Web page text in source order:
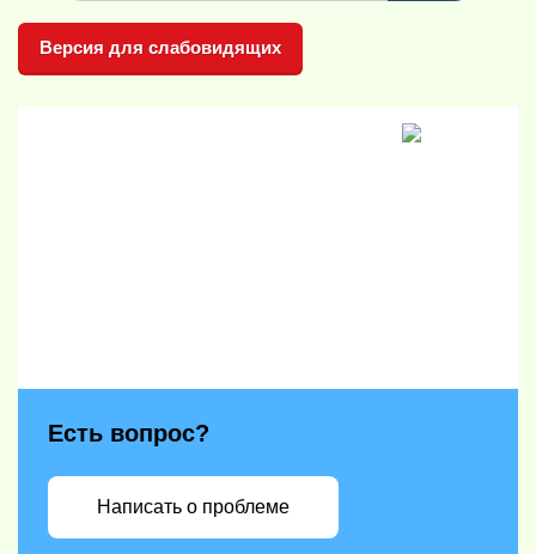
Версия для слабовидящих
Есть вопрос?
Написать о проблеме